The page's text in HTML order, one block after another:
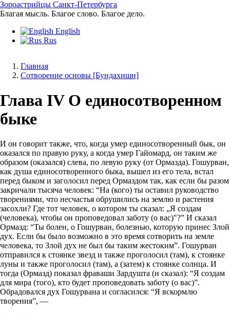
Перейти
к
содержанию
Зороастрийцы Санкт-Петербурга
Благая мысль. Благое слово. Благое дело.
English
Rus
Строка
навигации
Главная
Сотворение основы [Бундахишн]
Глава IV О единосотворенном
быке
И он говорит также, что, когда умер единосотворенный бык, он
оказался по правую руку, а когда умер Гайомард, он таким же
образом (оказался) слева, по левую руку (от Ормазда). Гошурван,
как душа единосотворенного быка, вышел из его тела, встал
перед быком и заголосил перед Ормаздом так, как если бы разом
закричали тысяча человек: “На (кого) ты оставил руководство
творениями, что несчастья обрушились на землю и растения
засохли? Где тот человек, о котором ты сказал: „Я создам
(человека), чтобы он проповедовал заботу (о вас)"?” И сказал
Ормазд: “Ты болен, о Гошурван, болезнью, которую принес Злой
дух. Если бы было возможно в это время сотворить на земле
человека, то Злой дух не был бы таким жестоким”. Гошурван
отправился к стоянке звезд и также проголосил (там), к стоянке
луны и также проголосил (там), а (затем) к стоянке солнца. И
тогда (Ормазд) показал фраваши Зардушта (и сказал): “Я создам
для мира (того), кто будет проповедовать заботу (о вас)”.
Обрадовался дух Гошурвана и согласился: “Я вскормлю
творения”, —